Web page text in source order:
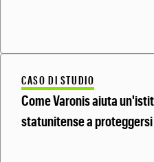
CASO DI STUDIO
Come Varonis aiuta
statunitense a